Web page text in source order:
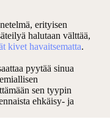
erityisen
halutaan välttää,
kivet havaitsematta.
pyytää sinua
sen tyypin
ehkäisy- ja